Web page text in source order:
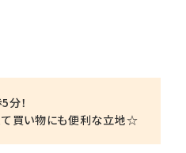
！
て買い物にも便利な立地☆